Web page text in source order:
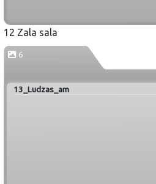
12 Zala sala
6
13_Ludzas_am